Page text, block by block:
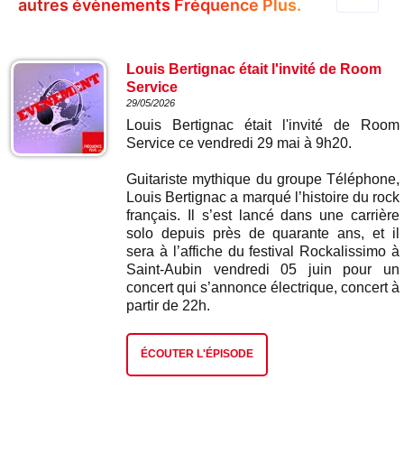
autres évènements Fréquence Plus.
Louis Bertignac était l'invité de Room
Service
29/05/2026
Louis Bertignac était l'invité de Room
Service ce vendredi 29 mai à 9h20.
Guitariste mythique du groupe Téléphone,
Louis Bertignac a marqué l’histoire du rock
français. Il s’est lancé dans une carrière
solo depuis près de quarante ans, et il
sera à l’affiche du festival Rockalissimo à
Saint-Aubin vendredi 05 juin pour un
concert qui s’annonce électrique, concert à
partir de 22h.
ÉCOUTER L'ÉPISODE